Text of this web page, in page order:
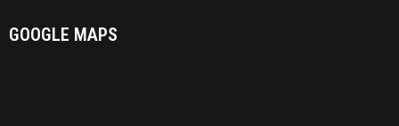
GOOGLE MAPS